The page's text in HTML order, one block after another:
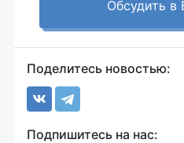
Обсудить в
Поделитесь новостью:
Подпишитесь на нас: